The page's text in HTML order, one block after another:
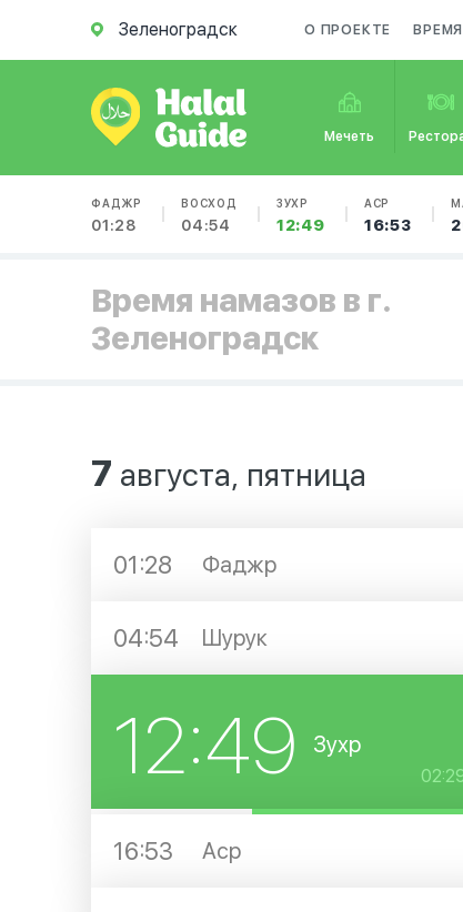
Зеленоградск О ПРОЕКТЕ
Мечеть
ФАДЖР
01:28
ВОСХОД
04:54
ЗУХР
12:49
АСР
16:53
Время намазов в г.
Зеленоградск
7 августа, пятница
01:28 Фаджр
04:54 Шурук
12:49 Зухр
16:53 Аср